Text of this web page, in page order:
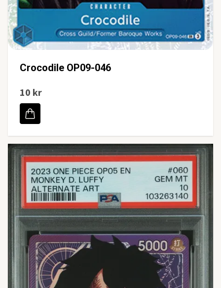
Crocodile OP09-046
10 kr